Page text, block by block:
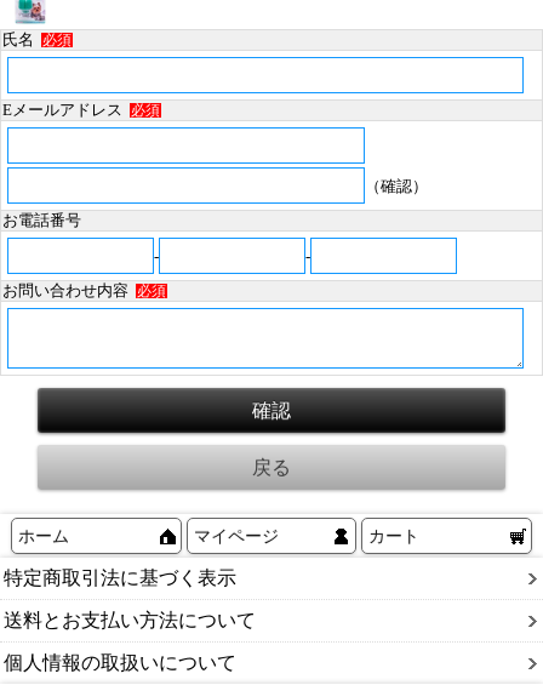
氏名 必須
Eメールアドレス 必須
（確認）
お電話番号
-
-
お問い合わせ内容
必須
ホーム マイページ カート
特定商取引法に基づく表示
送料とお支払い方法について
個人情報の取扱いについて